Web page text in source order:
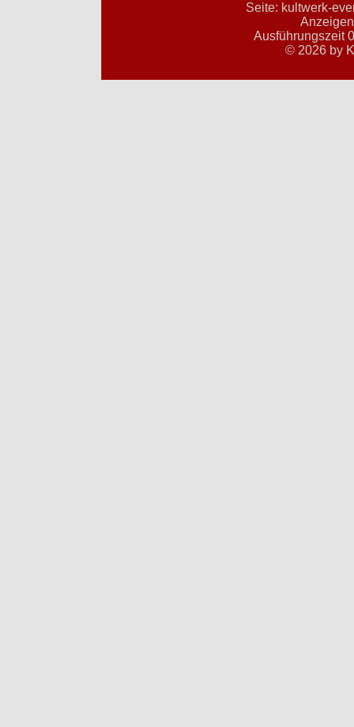
Seite: kultwerk-
Ausführungszeit
© 2026 by